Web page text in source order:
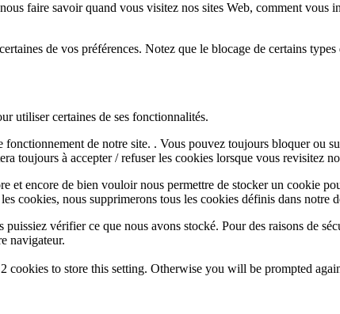
faire savoir quand vous visitez nos sites Web, comment vous
de vos préférences. Notez que le blocage de certains
utiliser certaines de ses fonctionnalités.
de notre site. . Vous pouvez toujours bloquer ou
toujours à accepter / refuser les cookies lorsque vous revisitez
et encore de bien vouloir nous permettre de stocker un cookie
cookies, nous supprimerons tous les cookies définis dans notre
vérifier ce que nous avons stocké. Pour des raisons de
navigateur.
to store this setting. Otherwise you will be prompted